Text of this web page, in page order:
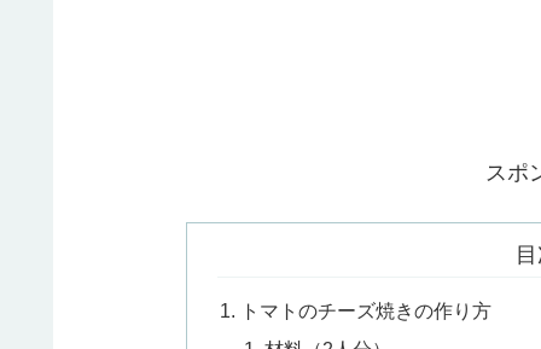
スポ
トマトのチーズ焼きの作り方